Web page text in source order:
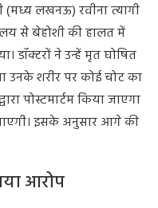
(मध्य लखनऊ) रवीना त्यागी
से बेहोशी की हालत में
डॉक्टरों ने उन्हें मृत घोषित
उनके शरीर पर कोई चोट का
पोस्टमार्टम किया जाएगा
जाएगी। इसके अनुसार आगे की
आरोप